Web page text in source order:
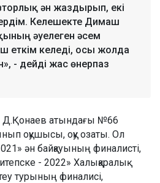
ән жаздырып, екі
Келешекте Димаш
әуелеген әсем
еткім келеді, осы жолда
- дейді жас өнерпаз
Д.Қонаев атындағы №66
оқушысы, оқу озаты. Ол
ән байқауының финалисті,
- 2022» Халықаралық
турының финалисі,